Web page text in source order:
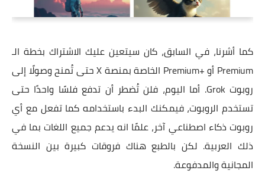
كما أشرنا، في السابق، كان سيتعين عليك الاشتراك بخطة الـ
Premium أو +Premium الخاصة بمنصة X حتى تُمنح وصولًا إلى
روبوت Grok. أما اليوم، فلن تُضطر أن تدفع فلسًا واحدًا حتى
تستخدم الروبوت، فيمكنك البدء باستخدامه كما تفعل مع أي
روبوت ذكاء اصطناعي آخر، علمًا انه يدعم جميع اللغات بما في
ذلك العربية. لكن بالطبع هناك فروقات كبيرة بين النسخة
المجانية والمدفوعة.